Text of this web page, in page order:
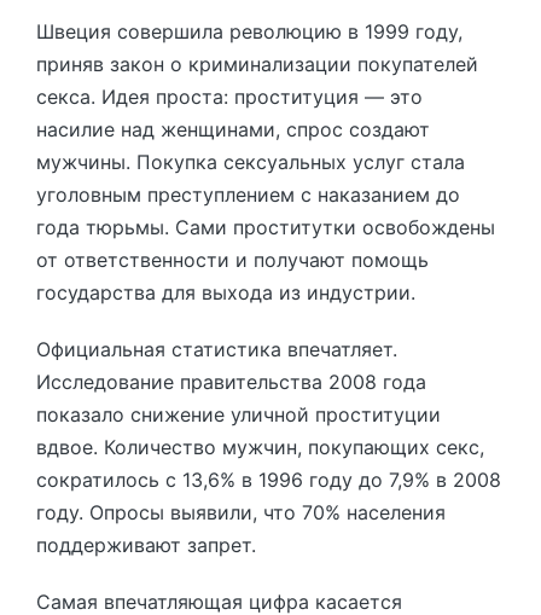
Швеция совершила революцию в 1999 году,
приняв закон о криминализации покупателей
секса. Идея проста: проституция — это
насилие над женщинами, спрос создают
мужчины. Покупка сексуальных услуг стала
уголовным преступлением с наказанием до
года тюрьмы. Сами проститутки освобождены
от ответственности и получают помощь
государства для выхода из индустрии.
Официальная статистика впечатляет.
Исследование правительства 2008 года
показало снижение уличной проституции
вдвое. Количество мужчин, покупающих секс,
сократилось с 13,6% в 1996 году до 7,9% в 2008
году. Опросы выявили, что 70% населения
поддерживают запрет.
Самая впечатляющая цифра касается